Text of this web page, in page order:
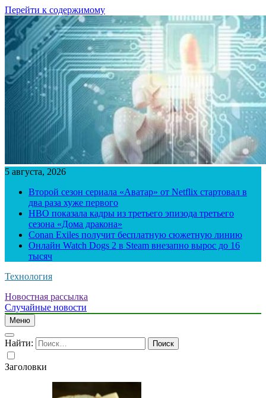
Перейти к содержимому
5 августа, 2026
Второй сезон сериала «Аватар» от Netflix стартовал в
два раза хуже первого
HBO показала кадры из третьего эпизода третьего
сезона «Дома дракона»
Conan Exiles получит бесплатную сюжетную линию
Онлайн Watch Dogs 2 в Steam внезапно вырос до 16
тысяч
Технология
Новостная рассылка
Случайные новости
Меню
Найти:
Заголовки